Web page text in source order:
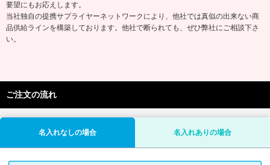
要望にもお応えします。
当社独自の提携サプライヤーネットワークにより、他社では真似の出来ない商
品供給ラインを構築しております。他社で断られても、ぜひ弊社にご相談下さ
い。
ご注文の流れ
名入れなしの場合 名入れありの場合